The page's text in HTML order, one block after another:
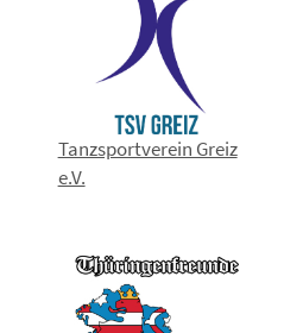
Tanzsportverein Greiz
e.V.